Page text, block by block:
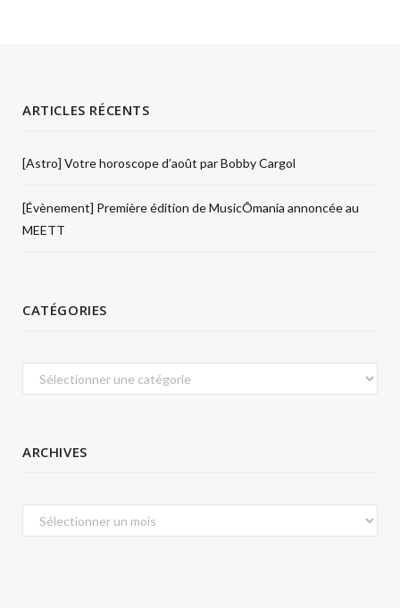
ARTICLES RÉCENTS
[Astro] Votre horoscope d’août par Bobby Cargol
[Évènement] Première édition de MusicÔmania annoncée au
MEETT
CATÉGORIES
Catégories
ARCHIVES
Archives